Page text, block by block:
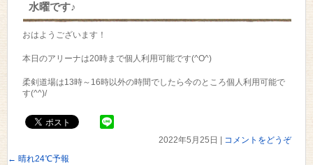
水曜です♪
おはようございます！
本日のアリーナは20時まで個人利用可能です(^O^)
柔剣道場は13時～16時以外の時間でしたら今のところ個人利用可能で
す(^^)/
2022年5月25日
コメントをどうぞ
← 晴れ24℃予報